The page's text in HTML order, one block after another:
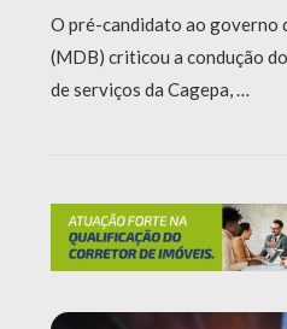
O pré-candidato ao governo
(MDB) criticou a condução
de serviços da Cagepa, …